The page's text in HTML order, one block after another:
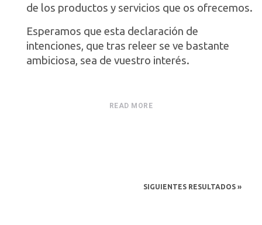
de los productos y servicios que os ofrecemos.
Esperamos que esta declaración de
intenciones, que tras releer se ve bastante
ambiciosa, sea de vuestro interés.
READ MORE
SIGUIENTES RESULTADOS »